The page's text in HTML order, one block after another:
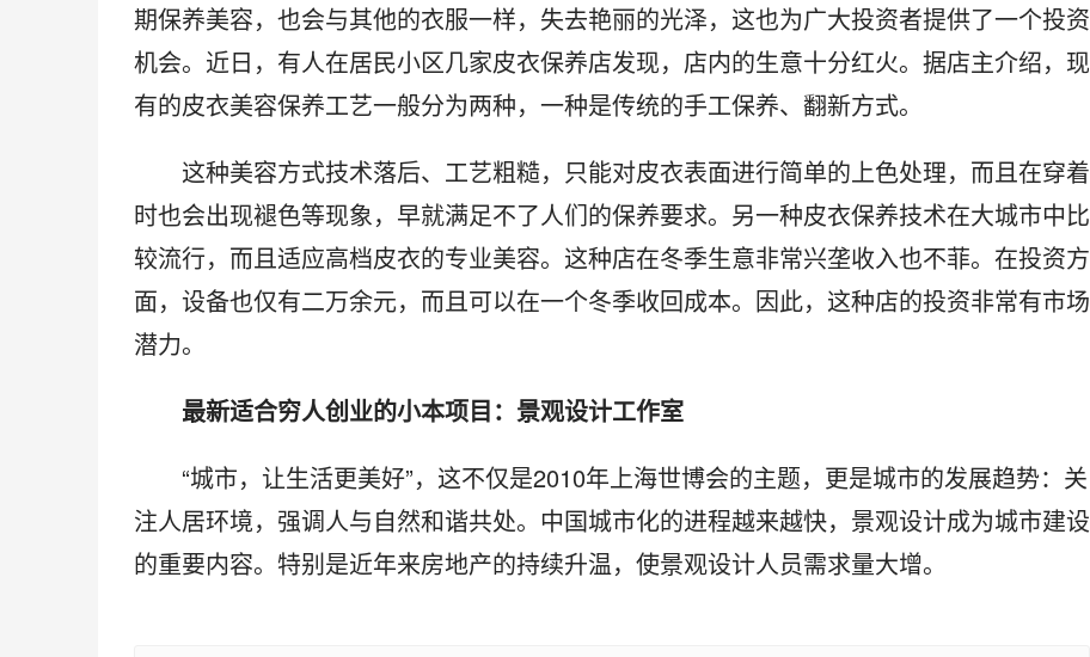
期保养美容，也会与其他的衣服一样，失去艳丽的光泽，这也为广大投资者提供了一个投资
机会。近日，有人在居民小区几家皮衣保养店发现，店内的生意十分红火。据店主介绍，现
有的皮衣美容保养工艺一般分为两种，一种是传统的手工保养、翻新方式。
这种美容方式技术落后、工艺粗糙，只能对皮衣表面进行简单的上色处理，而且在穿着
时也会出现褪色等现象，早就满足不了人们的保养要求。另一种皮衣保养技术在大城市中比
较流行，而且适应高档皮衣的专业美容。这种店在冬季生意非常兴垄收入也不菲。在投资方
面，设备也仅有二万余元，而且可以在一个冬季收回成本。因此，这种店的投资非常有市场
潜力。
最新适合穷人创业的小本项目：景观设计工作室
“城市，让生活更美好”，这不仅是2010年上海世博会的主题，更是城市的发展趋势：关
注人居环境，强调人与自然和谐共处。中国城市化的进程越来越快，景观设计成为城市建设
的重要内容。特别是近年来房地产的持续升温，使景观设计人员需求量大增。